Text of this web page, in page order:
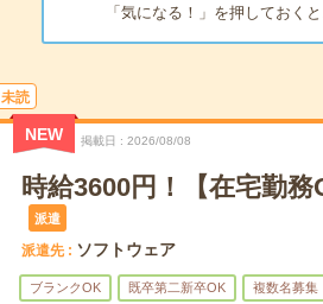
「気になる！」を押しておく
未読
NEW 掲載日 2026/08/08
時給3600円！【在宅勤
派遣
派遣先 ソフトウェア
ブランクOK 既卒第二新卒OK 複数名募集